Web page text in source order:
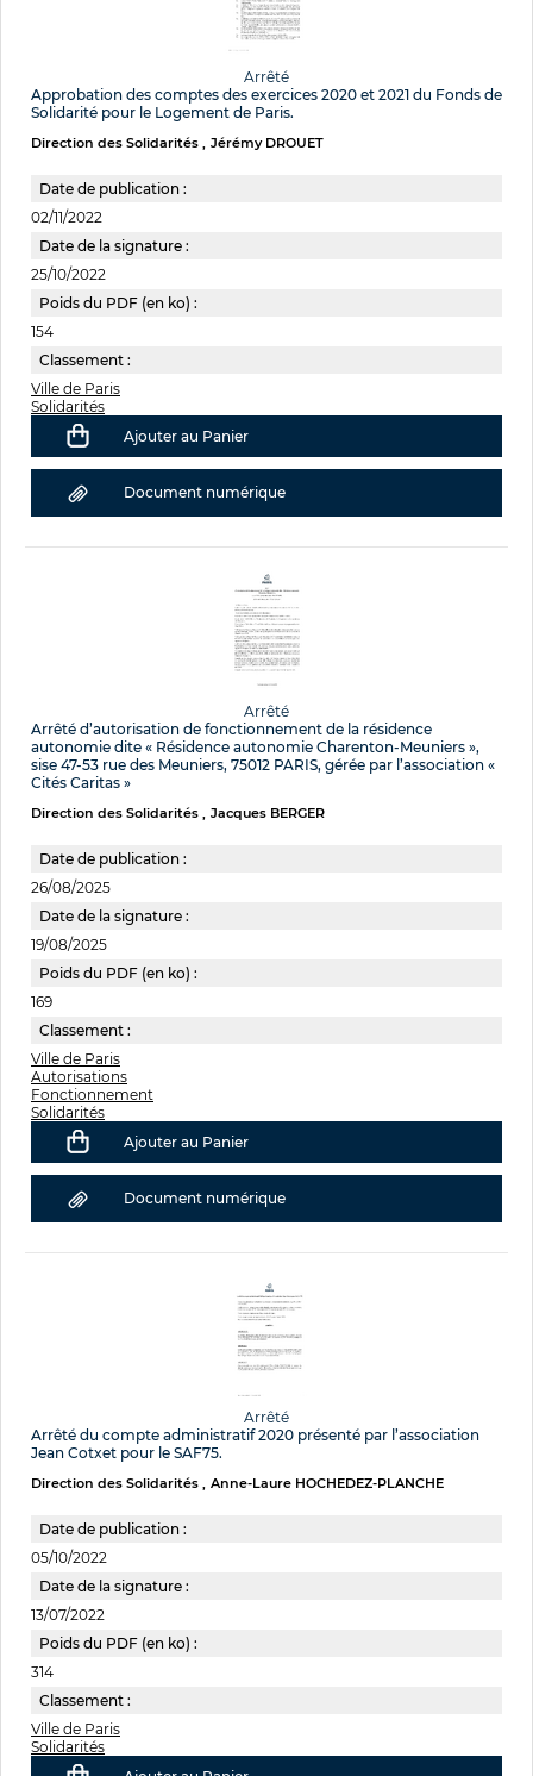
Arrêté
Approbation des comptes des exercices 2020 et 2021 du Fonds de
Solidarité pour le Logement de Paris.
Direction des Solidarités Jérémy DROUET
Date de publication :
02/11/2022
Date de la signature :
25/10/2022
Poids du PDF (en ko) :
154
Classement :
Ville de Paris
Solidarités
Ajouter au Panier
Document numérique
Arrêté
Arrêté d’autorisation de fonctionnement de la résidence
autonomie dite « Résidence autonomie Charenton-Meuniers »,
sise 47-53 rue des Meuniers, 75012 PARIS, gérée par l’association «
Cités Caritas »
Direction des Solidarités Jacques BERGER
Date de publication :
26/08/2025
Date de la signature :
19/08/2025
Poids du PDF (en ko) :
169
Classement :
Ville de Paris
Autorisations
Fonctionnement
Solidarités
Ajouter au Panier
Document numérique
Arrêté
Arrêté du compte administratif 2020 présenté par l’association
Jean Cotxet pour le SAF75.
Direction des Solidarités Anne-Laure HOCHEDEZ-PLANCHE
Date de publication :
05/10/2022
Date de la signature :
13/07/2022
Poids du PDF (en ko) :
314
Classement :
Ville de Paris
Solidarités